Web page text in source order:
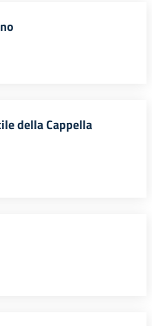
della Cappella